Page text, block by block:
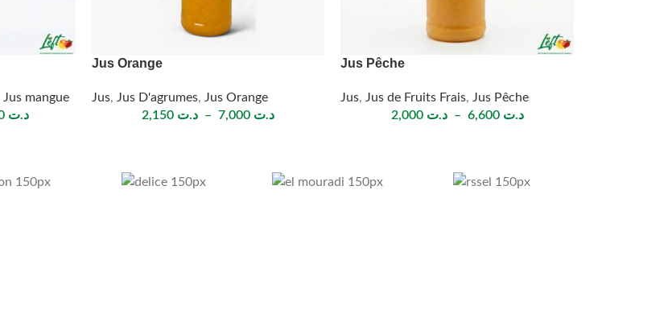
Jus mangue
د.ت 13,000
Jus Orange
Jus, Jus D'agrumes, Jus Orange
د.ت 2,150 – د.ت 7,000
Jus Pêche
Jus, Jus de Fruits Frais, Jus Pêche
د.ت 2,000 – د.ت 6,600